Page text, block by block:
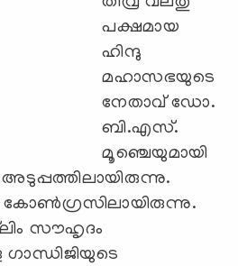
പക്ഷമായ
ഹിന്ദു
മഹാസഭയുടെ
നേതാവ് ഡോ.
ബി.എസ്.
മൂഞ്ചെയുമായി
സൗഹൃദം
ഗാന്ധിജിയുടെ